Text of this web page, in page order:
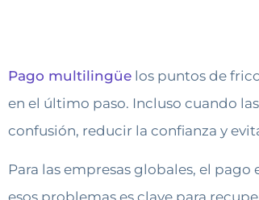
Pago multilingüe los puntos de
en el último paso. Incluso cuando
confusión, reducir la confianza y
Para las empresas globales, el